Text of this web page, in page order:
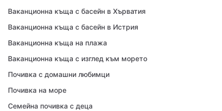
Ваканционна къща с басейн в Хърватия
Ваканционна къща с басейн в Истрия
Ваканционна къща на плажа
Ваканционна къща с изглед към морето
Почивка с домашни любимци
Почивка на море
Семейна почивка с деца